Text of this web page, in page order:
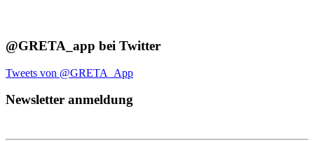
@GRETA_app bei Twitter
Tweets von @GRETA_App
Newsletter anmeldung